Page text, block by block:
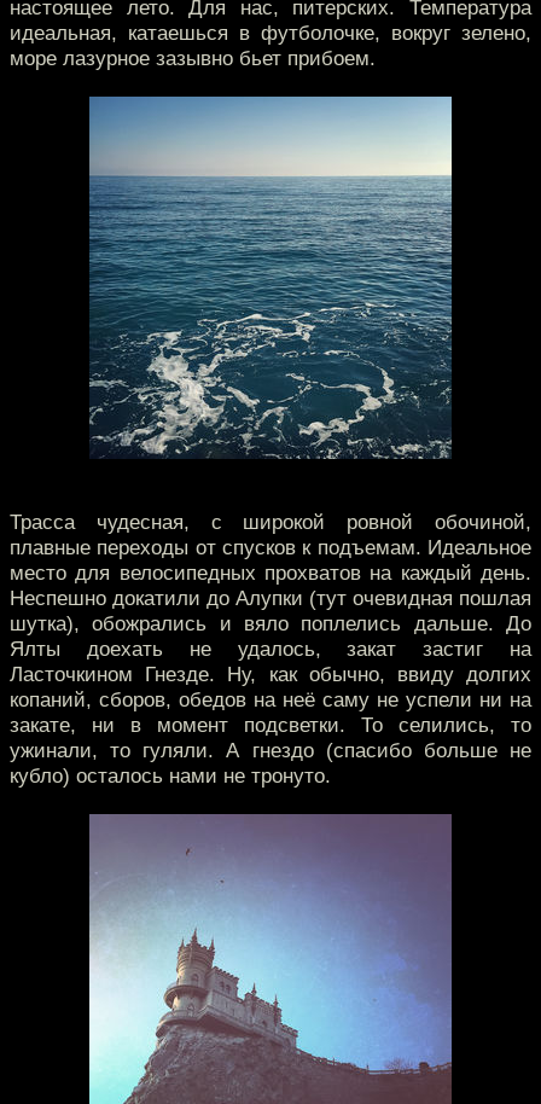
настоящее лето. Для нас, питерских. Температура
идеальная, катаешься в футболочке, вокруг зелено,
море лазурное зазывно бьет прибоем.
Трасса чудесная, с широкой ровной обочиной,
плавные переходы от спусков к подъемам. Идеальное
место для велосипедных прохватов на каждый день.
Неспешно докатили до Алупки (тут очевидная пошлая
шутка), обожрались и вяло поплелись дальше. До
Ялты доехать не удалось, закат застиг на
Ласточкином Гнезде. Ну, как обычно, ввиду долгих
копаний, сборов, обедов на неё саму не успели ни на
закате, ни в момент подсветки. То селились, то
ужинали, то гуляли. А гнездо (спасибо больше не
кубло) осталось нами не тронуто.